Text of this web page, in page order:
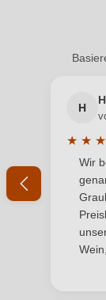
Passt zu
Qualität
Ihre E-
Ihr
H
★ ★ ★
Wir